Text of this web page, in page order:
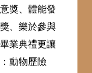
獎、體能發
、樂於參與
業典禮更讓
動物歷險